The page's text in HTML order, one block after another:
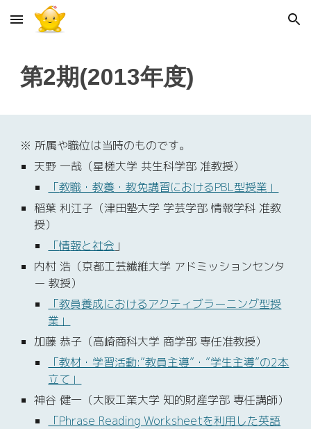
Skip to main content Skip to navigation
第2期(2013年度)
※ 所属や職位は当時のものです。
天野 一哉（星槎大学 共生科学部 准教授）
「教職・教養・教免講習におけるPBL型授業 」
稲葉 利江子（津田塾大学 学芸学部 情報学科 准教
授）
「情報と社会 」
内村 浩（京都工芸繊維大学 アドミッションセンタ
ー 教授）
「教員養成におけるアクティブラーニング型授
業」
加藤 恭子（高崎商科大学 商学部 専任准教授）
「教材・学習活動:”教員主導”・”学生主導”の2本
立て」
神谷 健一（大阪工業大学 知的財産学部 専任講師）
「Phrase Reading Worksheetを利用した英語